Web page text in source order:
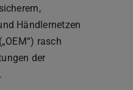
Händlernetzen
rasch
der